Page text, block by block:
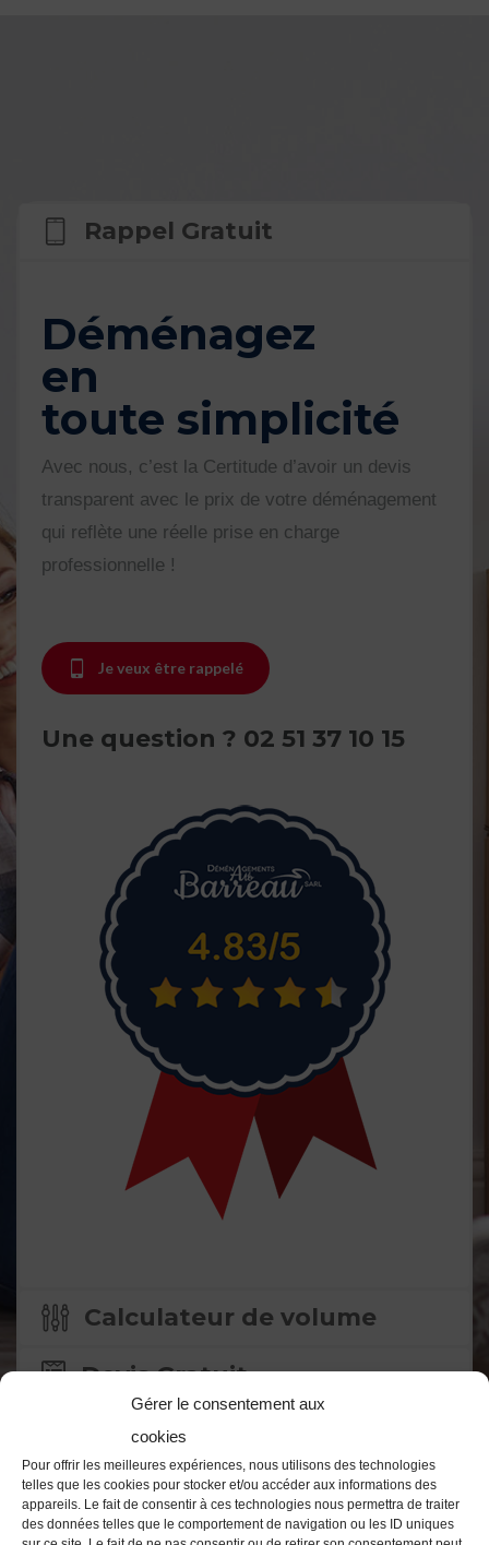
Gérer le consentement aux
cookies
Pour offrir les meilleures expériences, nous utilisons des technologies
telles que les cookies pour stocker et/ou accéder aux informations des
appareils. Le fait de consentir à ces technologies nous permettra de traiter
des données telles que le comportement de navigation ou les ID uniques
Rappel Gratuit
Déménagez
en
toute simplicité
Avec nous, c’est la Certitude d’avoir un devis
transparent avec le prix de votre déménagement
qui reflète une réelle prise en charge
professionnelle !
Je veux être rappelé
Une question ? 02 51 37 10 15
Calculateur de volume
Devis Gratuit